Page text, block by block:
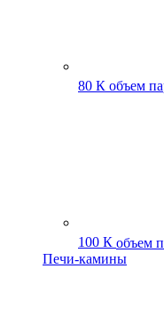
80 К объем
100 К объем
Печи-камины